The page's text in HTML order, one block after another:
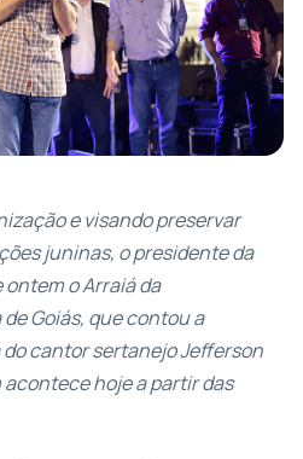
e visando preservar
juninas, o presidente da
o Arraiá da
Goiás, que contou a
cantor sertanejo Jefferson
hoje a partir das